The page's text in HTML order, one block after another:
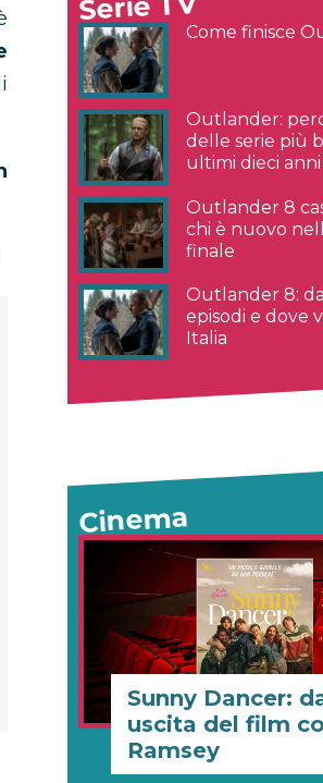
Come finisce
Outlander:
delle serie più
ultimi dieci anni
Outlander 8
chi è nuovo
finale
Outlander 8:
episodi e dove
Italia
Cinema
Sunny Dancer:
uscita del film
Ramsey